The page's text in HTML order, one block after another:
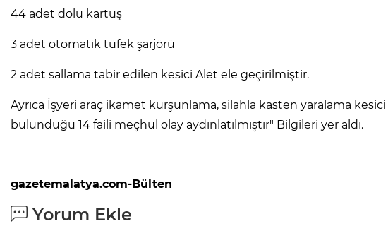
44 adet dolu kartuş
3 adet otomatik tüfek şarjörü
2 adet sallama tabir edilen kesici Alet ele geçirilmiştir.
Ayrıca İşyeri araç ikamet kurşunlama, silahla kasten yaralama
bulunduğu 14 faili meçhul olay aydınlatılmıştır" Bilgileri yer aldı.
gazetemalatya.com-Bülten
Yorum Ekle